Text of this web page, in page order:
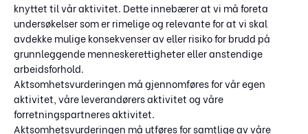
knyttet til vår aktivitet. Dette innebærer at vi må foreta
undersøkelser som er rimelige og relevante for at vi skal
avdekke mulige konsekvenser av eller risiko for brudd på
grunnleggende menneskerettigheter eller anstendige
arbeidsforhold.
Aktsomhetsvurderingen må gjennomføres for vår egen
aktivitet, våre leverandørers aktivitet og våre
forretningspartneres aktivitet.
Aktsomhetsvurderingen må utføres for samtlige av våre